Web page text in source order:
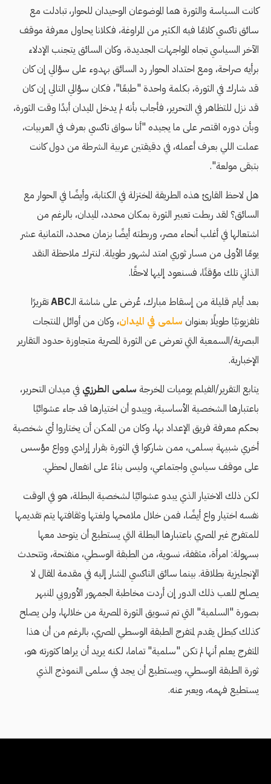
كانت السياسة والثورة هما الموضوعان الوحيدان للحوار، تبادلت مع
سائق تاكسي كلامًا فيه الكثير من المراوغة، فكلانا يحاول معرفة موقف
الآخر السياسي تجاه المواجهات الجديدة، وكان السائق يتجنب الإدلاء
برأيه صراحة، ومع احتداد الحوار رد السائق بهدوء على سؤالي إن كان
قد شارك في الثورة، بكلمة واحدة "طبعًا"، فكان سؤالي التالي إن كان
قد نزل للتظاهر في التحرير، فأجاب بأنه لم يدخل الميدان أبدًا وقت الثورة،
وبأن دوره اقتصر على ما يجيده "أنا سواق تاكسي بعرف في العربيات،
عملت اللي بعرف أعمله، في دقيقتين عربية الشرطة من دول كانت
بتبقى مولعة".
هل لاحظ القارئ هذه الطريقة المختزلة في الكتابة، وأيضًا في الحوار مع
السائق؟ لقد ربطت تعبير الثورة بمكان محدد، الميدان، بالرغم من
اشتعالها في أغلب أنحاء مصر، وربطته أيضًا بزمان محدد، الثمانية عشر
يومًا الأولى من مسار ثوري امتد لشهور طويلة. لنترك ملاحظة النقد
الذاتي تلك مؤقتًا، فسنعود إليها لاحقًا.
بعد أيام قليلة من إسقاط مبارك، عُرض على شاشة الـABCتقريرًا
تلفزيونيًا طويلًا بعنوان سلمى في الميدان، وكان من أوائل المنتجات
البصرية/السمعية التي تعرض عن الثورة المصرية متجاوزة حدود التقارير
الإخبارية.
يتابع التقرير/الفيلم يوميات المخرجة سلمى الطرزي في ميدان التحرير،
باعتبارها الشخصية الأساسية، ويبدو أن اختيارها قد جاء عشوائيًا
بحكم معرفة فريق الإعداد بها، وكان من الممكن أن يختاروا أي شخصية
أخري شبيهة بسلمى، ممن شاركوا في الثورة بقرار إرادي وواع مؤسس
على موقف سياسي واجتماعي، وليس بناءً على انفعال لحظي.
لكن ذلك الاختيار الذي يبدو عشوائيًا لشخصية البطلة، هو في الوقت
نفسه اختيار واع أيضًا، فمن خلال ملامحها ولغتها وثقافتها يتم تقديمها
للمتفرج غير المصري باعتبارها البطلة التي يستطيع أن يتوحد معها
بسهولة: امرأة، مثقفة، نسوية، من الطبقة الوسطي، منفتحة، وتتحدث
الإنجليزية بطلاقة. بينما سائق التاكسي المشار إليه في مقدمة المقال لا
يصلح للعب ذلك الدور إن أردت مخاطبة الجمهور الأوروبي المنبهر
بصورة "السلمية" التي تم تسويق الثورة المصرية من خلالها، ولن يصلح
كذلك كبطل يقدم لمتفرج الطبقة الوسطي المصري، بالرغم من أن هذا
المتفرج يعلم أنها لم تكن "سلمية" تماما، لكنه يريد أن يراها كثورته هو،
ثورة الطبقة الوسطي، ويستطيع أن يجد في سلمى النموذج الذي
يستطيع فهمه، ويعبر عنه.